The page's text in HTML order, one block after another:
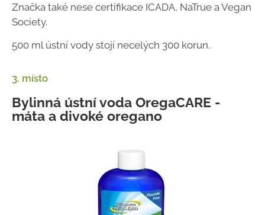
Značka také nese certifikace ICADA, NaTrue a Vegan
Society.
500 ml ústní vody stojí necelých 300 korun.
3. místo
Bylinná ústní voda OregaCARE -
máta a divoké oregano